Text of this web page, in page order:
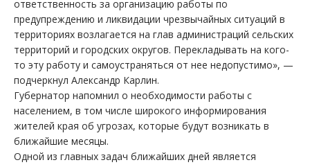
ответственность за организацию работы по
предупреждению и ликвидации чрезвычайных ситуаций в
территориях возлагается на глав администраций сельских
территорий и городских округов. Перекладывать на кого-
то эту работу и самоустраняться от нее недопустимо», —
подчеркнул Александр Карлин.
Губернатор напомнил о необходимости работы с
населением, в том числе широкого информирования
жителей края об угрозах, которые будут возникать в
ближайшие месяцы.
Одной из главных задач ближайших дней является